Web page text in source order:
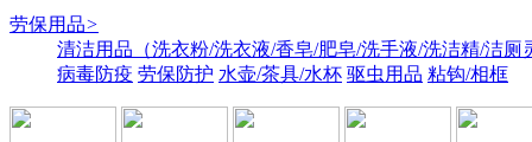
劳保用品>
清洁用品（洗衣粉/洗衣液/香皂/肥皂/洗手液/洗洁精/洁厕
病毒防疫 劳保防护 水壶/茶具/水杯 驱虫用品 粘钩/相框